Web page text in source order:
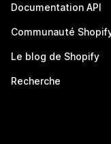
Documentation API
Communauté
Le blog de Shopify
Recherche